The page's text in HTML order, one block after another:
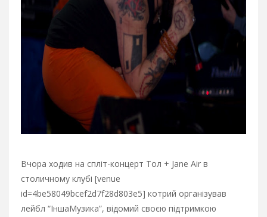
Вчора ходив на спліт-концерт Тол + Jane Air в
столичному клубі [venue
id=4be58049bcef2d7f28d803e5] котрий організував
лейбл “ІншаМузика”, відомий своєю підтримкою